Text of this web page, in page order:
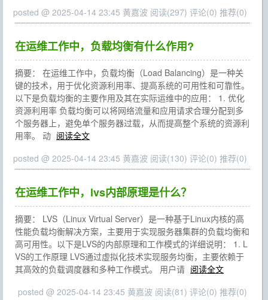
posted @ 2025-04-14 23:45 黄嘉波 阅读(297) 评论(0) 推荐(0)
在运维工作中，负载均衡有什么作用?
摘要： 在运维工作中，负载均衡（Load Balancing）是一种关
键的技术，用于优化资源利用率、提高系统的可用性和可靠性。
以下是负载均衡的主要作用及其在实际运维中的应用： 1. 优化
资源利用率 负载均衡可以将网络流量和应用请求合理分配到多
个服务器上，避免单个服务器过载，从而提高整个系统的资源利
用率。 动 阅读全文
posted @ 2025-04-14 23:45 黄嘉波 阅读(130) 评论(0) 推荐(0)
在运维工作中，lvs内部原理是什么？
摘要： LVS（Linux Virtual Server）是一种基于Linux内核的高
性能负载均衡解决方案，主要用于实现服务器集群的负载均衡和
高可用性。以下是LVS的内部原理和工作模式的详细说明： 1. L
VS的工作原理 LVS通过虚拟化技术实现服务均衡，主要依赖于
其高效的负载调度器和多种工作模式。 用户请 阅读全文
posted @ 2025-04-14 23:45 黄嘉波 阅读(81) 评论(0) 推荐(0)